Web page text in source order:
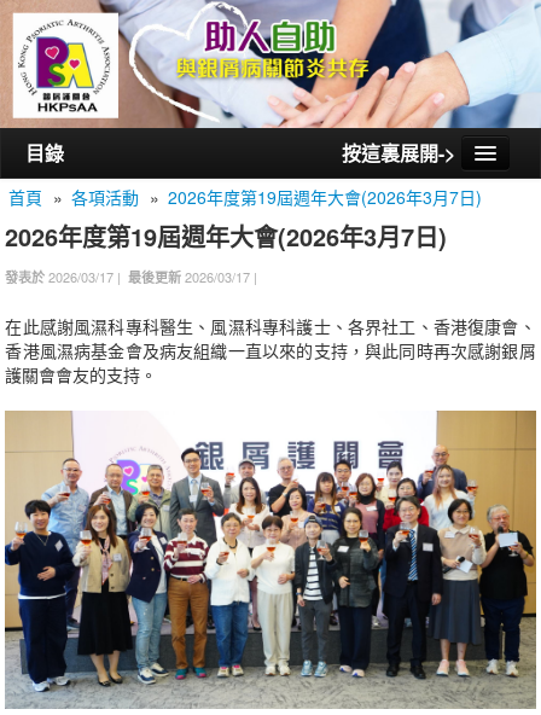
目錄 按這裏展開->
首頁
認識銀屑護關會
活動/講座
相片集
聯絡我們
首頁 » 各項活動 » 2026年度第19屆週年大會(2026年3月7日)
2026年度第19屆週年大會(2026年3月7日)
發表於 2026/03/17 |最後更新 2026/03/17 |
在此感謝風濕科專科醫生、風濕科專科護士、各界社工、香港復康會、
香港風濕病基金會及病友組織一直以來的支持，與此同時再次感謝銀屑
護關會會友的支持。